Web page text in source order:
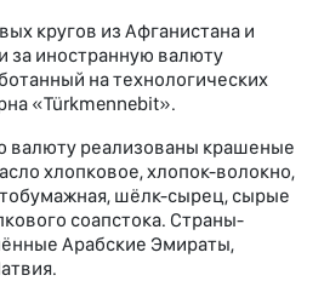
кругов из Афганистана и
за иностранную валюту
на технологических
«Türkmennebit».
валюту реализованы крашеные
хлопковое, хлопок-волокно,
шёлк-сырец, сырые
соапстока. Страны-
Арабские Эмираты,